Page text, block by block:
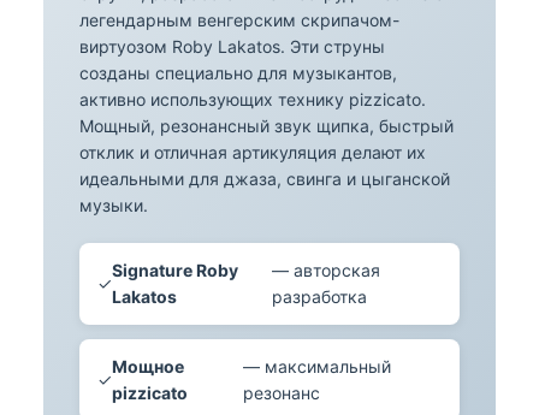
легендарным венгерским скрипачом-
виртуозом Roby Lakatos. Эти струны
созданы специально для музыкантов,
активно использующих технику pizzicato.
Мощный, резонансный звук щипка, быстрый
отклик и отличная артикуляция делают их
идеальными для джаза, свинга и цыганской
музыки.
✓
Signature Roby
Lakatos
— авторская
разработка
✓
Мощное
pizzicato
— максимальный
резонанс